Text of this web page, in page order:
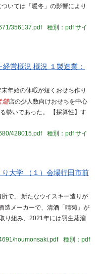
いては「暖冬」の影響により
356137.pdf
種別：pdfサイ
営概況 概況 １製造業：
年始の休暇が短くおせち作り
舗店の少人数向けおせちを中心
勢いであった。 【採算性】す
428015.pdf
種別：pdfサイ
大学 （１）会場行田市前
で、 新たなウイスキー造りが
造メーカーで、清酒「晴菊」が
り組み、2021年には羽生蒸溜
houmonsaki.pdf
種別：pdf